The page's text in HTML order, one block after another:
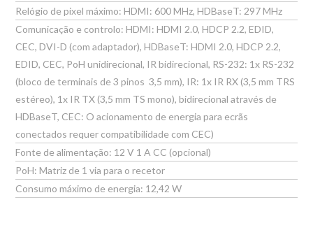
Relógio de pixel máximo: HDMI: 600 MHz, HDBaseT: 297 MHz
Comunicação e controlo: HDMI: HDMI 2.0, HDCP 2.2, EDID,
CEC, DVI-D (com adaptador), HDBaseT: HDMI 2.0, HDCP 2.2,
EDID, CEC, PoH unidirecional, IR bidirecional, RS-232: 1x RS-232
(bloco de terminais de 3 pinos  3,5 mm), IR: 1x IR RX (3,5 mm TRS
estéreo), 1x IR TX (3,5 mm TS mono), bidirecional através de
HDBaseT, CEC: O acionamento de energia para ecrãs
conectados requer compatibilidade com CEC)
Fonte de alimentação: 12 V 1 A CC (opcional)
PoH: Matriz de 1 via para o recetor
Consumo máximo de energia: 12,42 W